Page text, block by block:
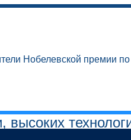
Нобелевской премии
высоких